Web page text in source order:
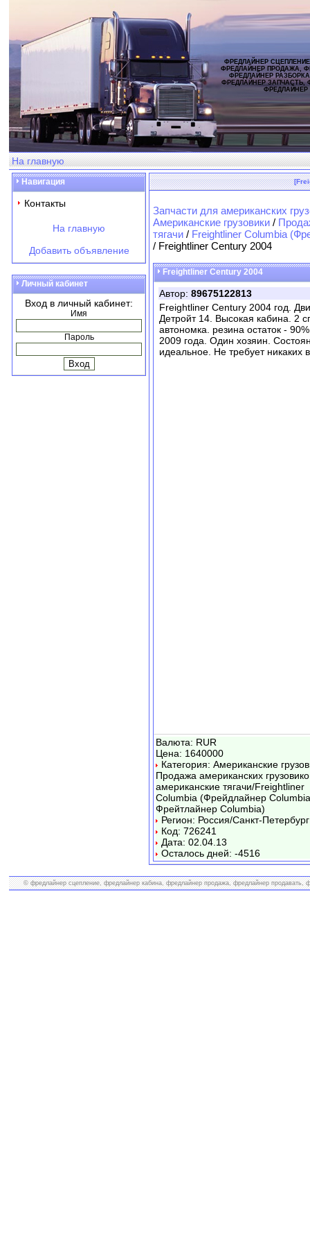
ФРЕДЛАЙНЕР
ФРЕДЛАЙНЕР ПРОДАЖА,
ФРЕДЛАЙНЕР
ФРЕДЛАЙНЕР ЗАПЧАСТЬ,
ФРЕДЛАЙНЕР
На главную
Навигация
Контакты
На главную
Добавить объявление
Личный кабинет
Вход в личный кабинет:
Имя
Пароль
Запчасти для американских
Американские грузовики /
тягачи / Freightliner Columbia
/ Freightliner Century 2004
Freightliner Century 2004
Автор: 89675122813
Freightliner Century 2004 год.
Детройт 14. Высокая кабина. 2
автономка. резина остаток -
2009 года. Один хозяин.
идеальное. Не требует никаких
Валюта: RUR
Цена: 1640000
Категория: Американские
Продажа американских
американские тягачи/Freightliner
Columbia (Фрейдлайнер
Фрейтлайнер Columbia)
Регион: Россия/Санкт-Петербург
Код: 726241
Дата: 02.04.13
Осталось дней: -4516
© фредлайнер сцепление, фредлайнер кабина, фредлайнер продажа, фредлайнер